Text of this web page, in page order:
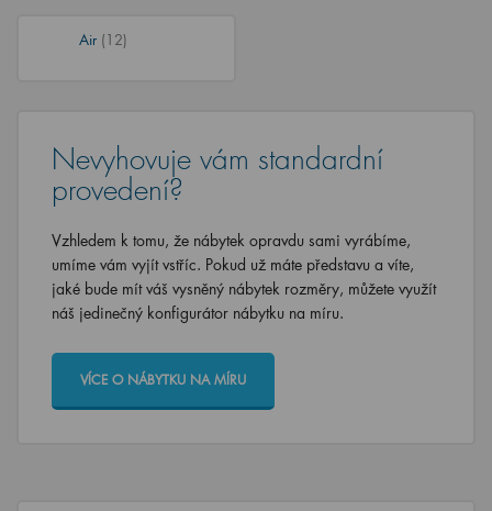
Air (12)
Nevyhovuje vám standardní
provedení?
Vzhledem k tomu, že nábytek opravdu sami vyrábíme,
umíme vám vyjít vstříc. Pokud už máte představu a víte,
jaké bude mít váš vysněný nábytek rozměry, můžete využít
náš jedinečný konfigurátor nábytku na míru.
VÍCE O NÁBYTKU NA MÍRU